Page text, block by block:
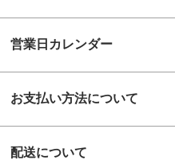
営業日カレンダー
お支払い方法について
配送について